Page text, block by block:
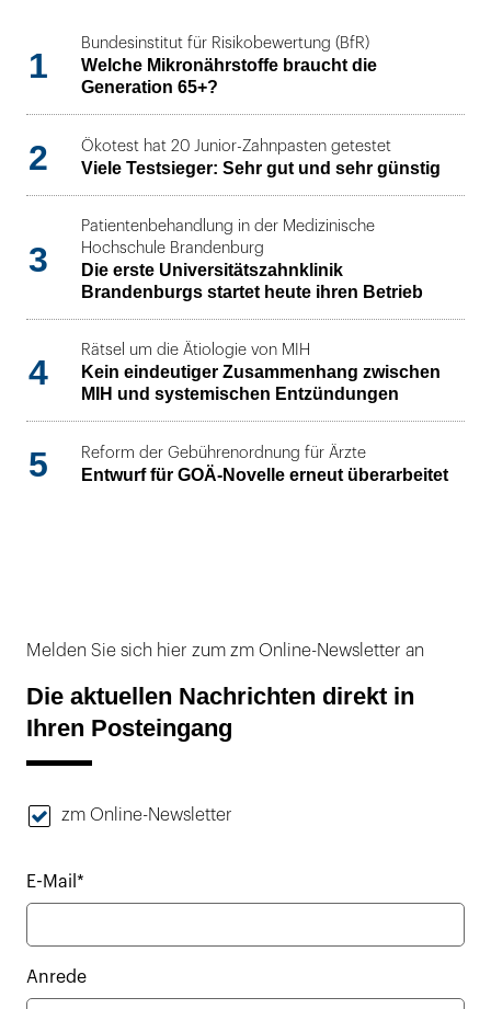
1
Bundesinstitut für Risikobewertung (BfR)
Welche Mikronährstoffe braucht die
Generation 65+?
2 Ökotest hat 20 Junior-Zahnpasten getestet
Viele Testsieger: Sehr gut und sehr günstig
3
Patientenbehandlung in der Medizinische
Hochschule Brandenburg
Die erste Universitätszahnklinik
Brandenburgs startet heute ihren Betrieb
4
Rätsel um die Ätiologie von MIH
Kein eindeutiger Zusammenhang zwischen
MIH und systemischen Entzündungen
5 Reform der Gebührenordnung für Ärzte
Entwurf für GOÄ-Novelle erneut überarbeitet
Melden Sie sich hier zum zm Online-Newsletter an
Die aktuellen Nachrichten direkt in
Ihren Posteingang
zm Online-Newsletter
E-Mail*
Anrede